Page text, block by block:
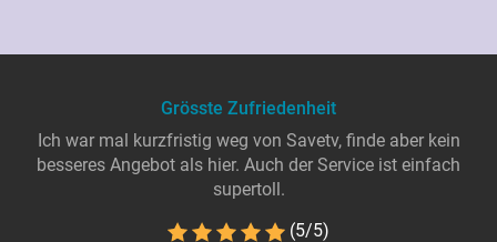
Grösste Zufriedenheit
Ich war mal kurzfristig weg von Savetv, finde aber kein
besseres Angebot als hier. Auch der Service ist einfach
supertoll.
(5/5)